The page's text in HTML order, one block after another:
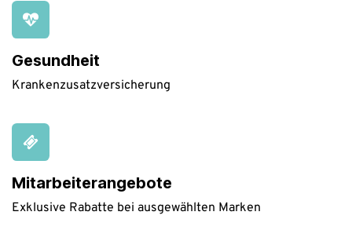
Gesundheit
Krankenzusatzversicherung
Mitarbeiterangebote
Exklusive Rabatte bei ausgewählten Marken